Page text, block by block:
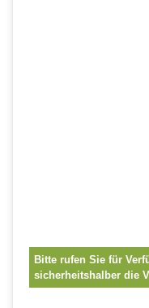
Bitte rufen Sie für
sicherheitshalber die